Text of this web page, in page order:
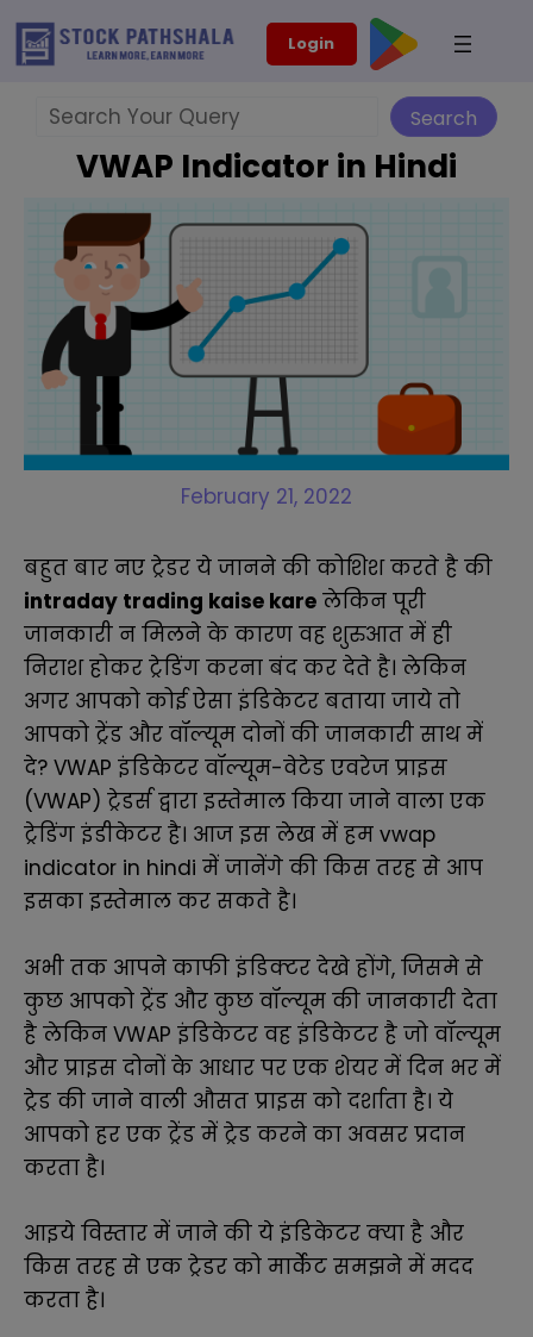
Skip
Login
Search
VWAP Indicator in Hindi
February 21, 2022
बहुत बार नए ट्रेडर ये जानने की कोशिश करते है की
intraday trading kaise kare लेकिन पूरी
जानकारी न मिलने के कारण वह शुरुआत में ही
निराश होकर ट्रेडिंग करना बंद कर देते है। लेकिन
अगर आपको कोई ऐसा इंडिकेटर बताया जाये तो
आपको ट्रेंड और वॉल्यूम दोनों की जानकारी साथ में
दे? VWAP इंडिकेटर वॉल्यूम-वेटेड एवरेज प्राइस
(VWAP) ट्रेडर्स द्वारा इस्तेमाल किया जाने वाला एक
ट्रेडिंग इंडीकेटर है। आज इस लेख में हम vwap
indicator in hindi में जानेंगे की किस तरह से आप
इसका इस्तेमाल कर सकते है।
अभी तक आपने काफी इंडिक्टर देखे होंगे, जिसमे से
कुछ आपको ट्रेंड और कुछ वॉल्यूम की जानकारी देता
है लेकिन VWAP इंडिकेटर वह इंडिकेटर है जो वॉल्यूम
और प्राइस दोनों के आधार पर एक शेयर में दिन भर में
ट्रेड की जाने वाली औसत प्राइस को दर्शाता है। ये
आपको हर एक ट्रेंड में ट्रेड करने का अवसर प्रदान
करता है।
आइये विस्तार में जाने की ये इंडिकेटर क्या है और
किस तरह से एक ट्रेडर को मार्केट समझने में मदद
करता है।
modal-check